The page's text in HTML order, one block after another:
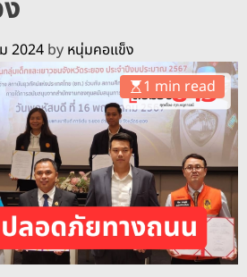
o2024 by หนุ่มคอแข็ง
1 min read